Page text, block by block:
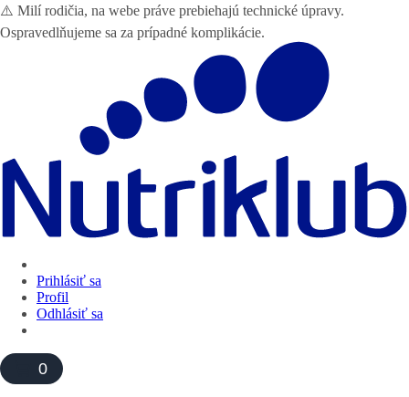
⚠️ Milí rodičia, na webe práve prebiehajú technické úpravy.
Ospravedlňujeme sa za prípadné komplikácie.
Prihlásiť sa
Profil
Odhlásiť sa
0